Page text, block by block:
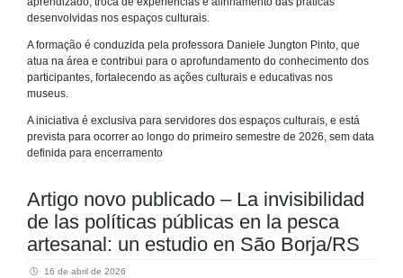
desenvolvidas nos espaços culturais.
A formação é conduzida pela professora Daniele Jungton Pinto, que
atua na área e contribui para o aprofundamento do conhecimento dos
participantes, fortalecendo as ações culturais e educativas nos
museus.
A iniciativa é exclusiva para servidores dos espaços culturais, e está
prevista para ocorrer ao longo do primeiro semestre de 2026, sem data
definida para encerramento
Artigo novo publicado – La invisibilidad
de las políticas públicas en la pesca
artesanal: un estudio en São Borja/RS
16 de abril de 2026